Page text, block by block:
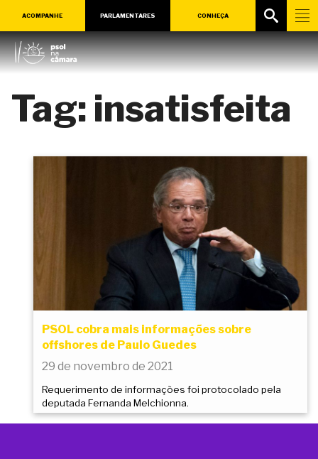
ACOMPANHE PARLAMENTARES CONHEÇA
Tag: insatisfeita
PSOL cobra mais informações sobre
offshores de Paulo Guedes
29 de novembro de 2021
Requerimento de informações foi protocolado pela
deputada Fernanda Melchionna.